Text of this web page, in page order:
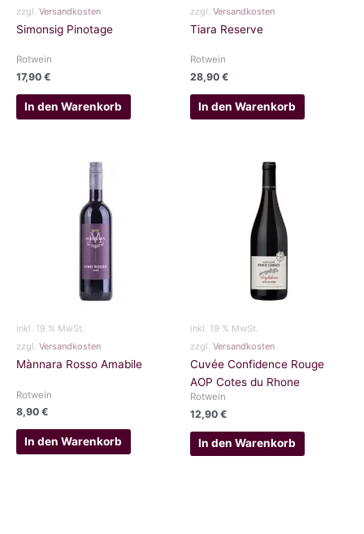
zzgl. Versandkosten
Simonsig Pinotage
Rotwein
17,90 €
In den Warenkorb
zzgl. Versandkosten
Tiara Reserve
Rotwein
28,90 €
In den Warenkorb
inkl. 19 % MwSt.
zzgl. Versandkosten
Mànnara Rosso Amabile
Rotwein
8,90 €
In den Warenkorb
inkl. 19 % MwSt.
zzgl. Versandkosten
Cuvée Confidence Rouge
AOP Cotes du Rhone
Rotwein
12,90 €
In den Warenkorb